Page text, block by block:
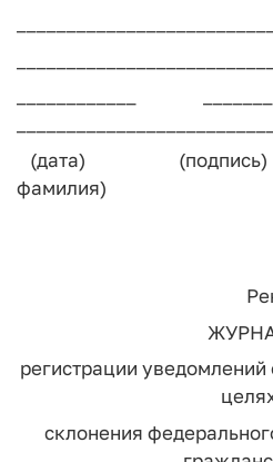
(дата) (подпись)
фамилия)
регистрации
склонения